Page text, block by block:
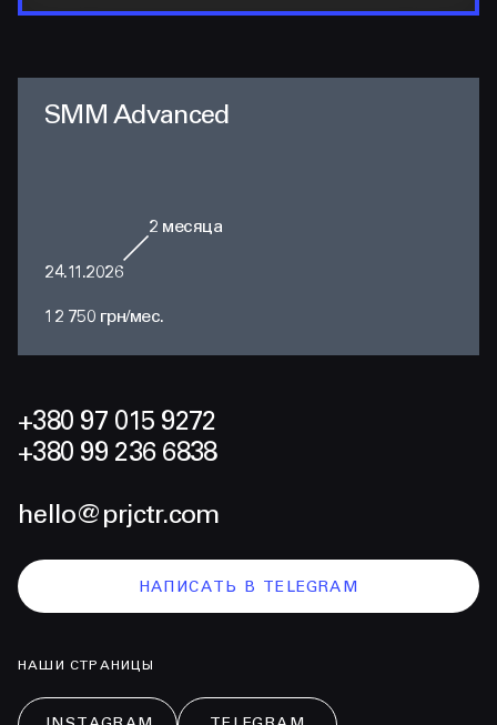
SMM Advanced
24.11.2026
2 месяца
12 750 грн/мес.
+380 97 015 9272
+380 99 236 6838
hello@prjctr.com
НАПИСАТЬ В TELEGRAM
НАШИ СТРАНИЦЫ